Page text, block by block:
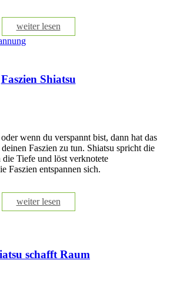
weiter lesen
Faszien Shiatsu
wenn du verspannt bist, dann hat das
Faszien zu tun. Shiatsu spricht die
die Tiefe und löst verknotete
Faszien entspannen sich.
weiter lesen
schafft Raum